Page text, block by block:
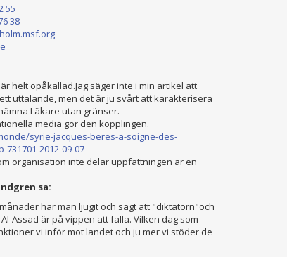
55
38
helt opåkallad.Jag säger inte i min artikel att
uttalande, men det är ju svårt att karakterisera
Läkare utan gränser.
media gör den kopplingen.
syrie-jacques-beres-a-soigne-des-
731701-2012-09-07
organisation inte delar uppfattningen är en
sa:
har man ljugit och sagt att "diktatorn"och
Assad är på vippen att falla. Vilken dag som
vi inför mot landet och ju mer vi stöder de